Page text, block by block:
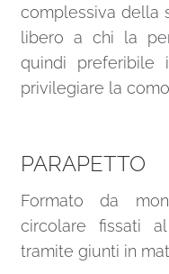
complessiva della
libero a chi la
quindi
privilegiare la
PARAPETTO
Formato da
circolare fissati
tramite giunti in